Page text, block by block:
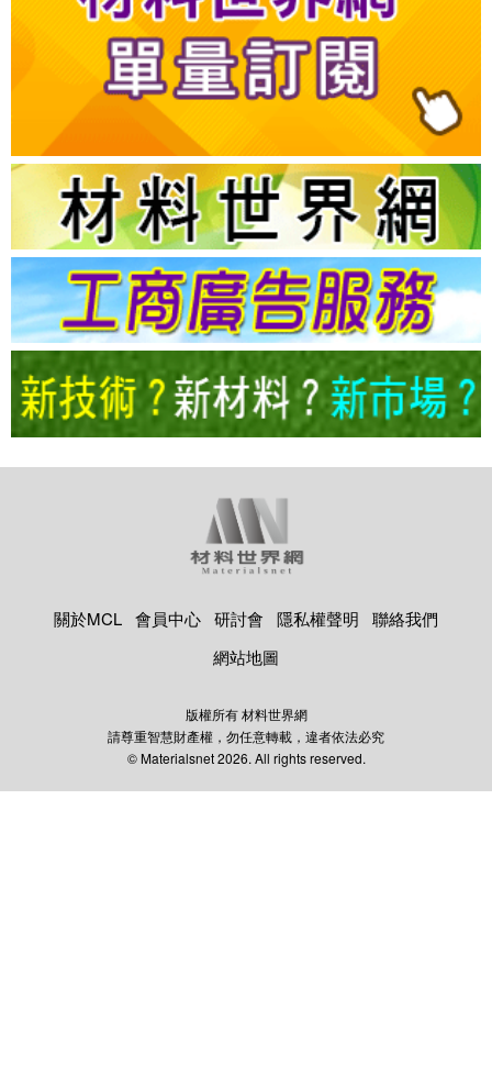
關於MCL 會員中心 研討會 隱私權聲明
聯絡我們
網站地圖
版權所有 材料世界網
請尊重智慧財產權，勿任意轉載，違者依法必究
© Materialsnet 2026. All rights reserved.